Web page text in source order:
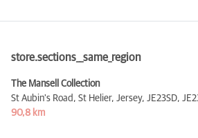
store.sections__same_region
The Mansell Collection
St Aubin's Road, St Helier, Jersey, JE23SD,
90,8 km